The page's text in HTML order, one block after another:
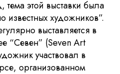
этой выставки была
известных художников”.
выставляется в
“Севен” (Seven Art
участвовал в
организованном